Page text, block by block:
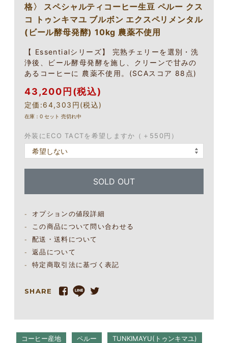
格〉 スペシャルティコーヒー生豆 ペルー クス
コ トゥンキマユ ブルボン エクスペリメンタル
(ビール酵母発酵) 10kg 農薬不使用
【 Essentialシリーズ】 完熟チェリーを選別・洗
浄後、ビール酵母発酵を施し、クリーンで甘みの
あるコーヒーに 農薬不使用。(SCAスコア 88点)
43,200円(税込)
定価:64,303円(税込)
在庫：0 セット 売切れ中
外装にECO TACTを希望しますか（＋550円）
SOLD OUT
オプションの値段詳細
この商品について問い合わせる
配送・送料について
返品について
特定商取引法に基づく表記
SHARE
コーヒー産地 ペルー TUNKIMAYU(トゥンキマユ)